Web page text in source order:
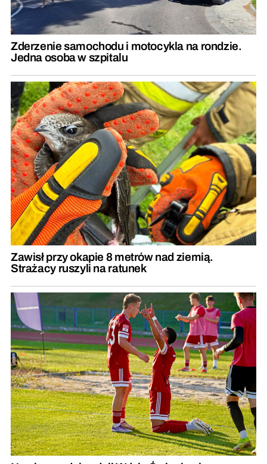
Zderzenie samochodu i motocykla na rondzie.
Jedna osoba w szpitalu
Zawisł przy okapie 8 metrów nad ziemią.
Strażacy ruszyli na ratunek